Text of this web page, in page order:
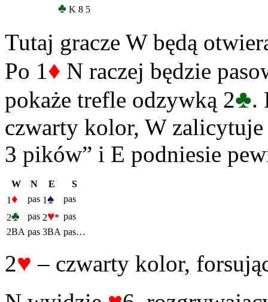
♣ K 8 5
Tutaj gracze W będą
Po 1♦ N raczej będzie
pokaże trefle odzywką 2♣.
czwarty kolor, W
3 pików” i E podniesie
W N E
S
1♦ pas 1♠
pas
2♣ pas 2♥* pas
2BA pas 3BA pas…
2♥ – czwarty kolor,